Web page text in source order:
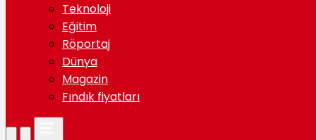
Teknoloji
Eğitim
Röportaj
Dünya
Magazin
Fındık fiyatları